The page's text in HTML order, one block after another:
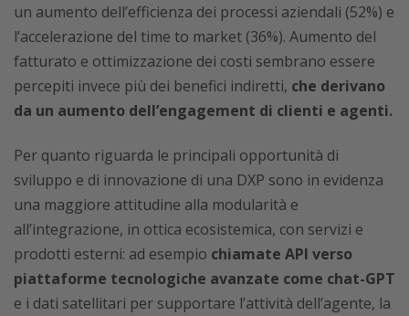
un aumento dell’efficienza dei processi aziendali (52%) e
l’accelerazione del time to market (36%). Aumento del
fatturato e ottimizzazione dei costi sembrano essere
percepiti invece più dei benefici indiretti, che derivano
da un aumento dell’engagement di clienti e agenti.
Per quanto riguarda le principali opportunità di
sviluppo e di innovazione di una DXP sono in evidenza
una maggiore attitudine alla modularità e
all’integrazione, in ottica ecosistemica, con servizi e
prodotti esterni: ad esempio chiamate API verso
piattaforme tecnologiche avanzate come chat-GPT
e i dati satellitari per supportare l’attività dell’agente, la